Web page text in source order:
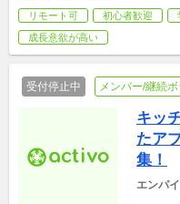
リモート可 初心者歓迎
成長意欲が高い
受付停止中 メンバー/継続
キッ
たア
集！
エンパ